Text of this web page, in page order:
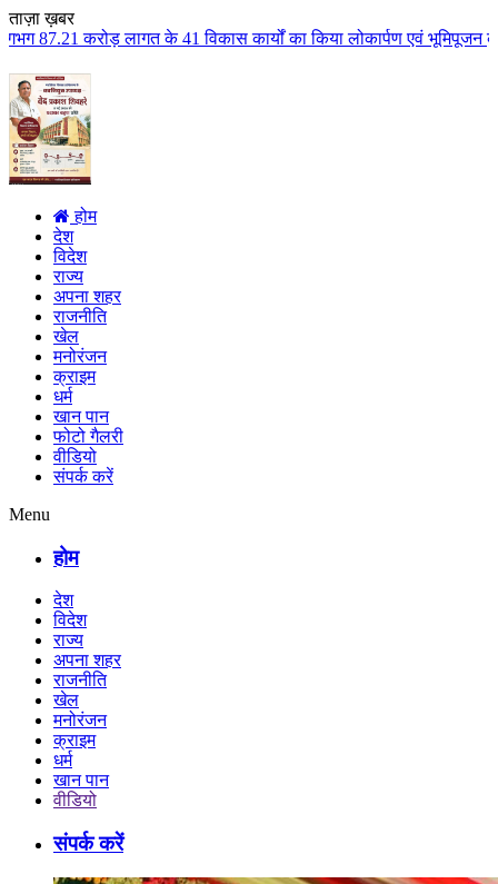
ताज़ा ख़बर
विकास कार्यों का किया लोकार्पण एवं भूमिपूजन कुलैथ क्षेत्र के विकास
होम
देश
विदेश
राज्य
अपना शहर
राजनीति
खेल
मनोरंजन
क्राइम
धर्म
खान पान
फोटो गैलरी
वीडियो
संपर्क करें
Menu
होम
देश
विदेश
राज्य
अपना शहर
राजनीति
खेल
मनोरंजन
क्राइम
धर्म
खान पान
वीडियो
संपर्क करें